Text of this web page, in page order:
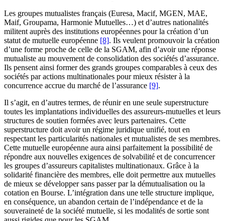
Les groupes mutualistes français (Euresa, Macif, MGEN, MAE,
Maif, Groupama, Harmonie Mutuelles…) et d’autres nationalités
militent auprès des institutions européennes pour la création d’un
statut de mutuelle européenne [8]. Ils veulent promouvoir la création
d’une forme proche de celle de la SGAM, afin d’avoir une réponse
mutualiste au mouvement de consolidation des sociétés d’assurance.
Ils pensent ainsi former des grands groupes comparables à ceux des
sociétés par actions multinationales pour mieux résister à la
concurrence accrue du marché de l’assurance [9].
Il s’agit, en d’autres termes, de réunir en une seule superstructure
toutes les implantations individuelles des assureurs-mutuelles et leurs
structures de soutien formées avec leurs partenaires. Cette
superstructure doit avoir un régime juridique unifié, tout en
respectant les particularités nationales et mutualistes de ses membres.
Cette mutuelle européenne aura ainsi parfaitement la possibilité de
répondre aux nouvelles exigences de solvabilité et de concurrencer
les groupes d’assureurs capitalistes multinationaux. Grâce à la
solidarité financière des membres, elle doit permettre aux mutuelles
de mieux se développer sans passer par la démutualisation ou la
cotation en Bourse. L’intégration dans une telle structure implique,
en conséquence, un abandon certain de l’indépendance et de la
souveraineté de la société mutuelle, si les modalités de sortie sont